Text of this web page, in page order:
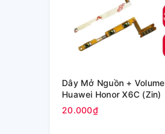
Dây Mở Nguồn + Volume
Huawei Honor X6C (Zin)
20.000₫